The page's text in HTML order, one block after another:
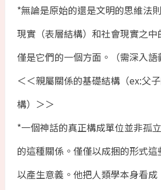
*無論是原始的還是文明的思維法
現實（表層結構）和社會現實之
僅是它們的一個方面。（需深入語
＜＜親屬關係的基礎結構（ex:父
構）＞＞
*一個神話的真正構成單位並非孤
的這種關係。僅僅以成捆的形式這
以產生意義。他把人類學本身看